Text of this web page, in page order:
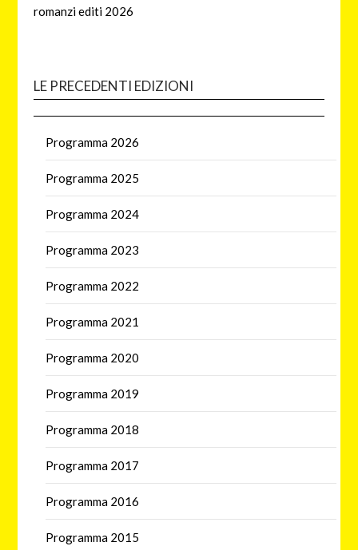
romanzi editi 2026
LE PRECEDENTI EDIZIONI
Programma 2026
Programma 2025
Programma 2024
Programma 2023
Programma 2022
Programma 2021
Programma 2020
Programma 2019
Programma 2018
Programma 2017
Programma 2016
Programma 2015